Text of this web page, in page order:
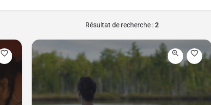
Résultat de recherche :2